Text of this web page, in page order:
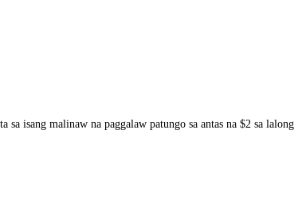
isang malinaw na paggalaw patungo sa antas na $2 sa lalong